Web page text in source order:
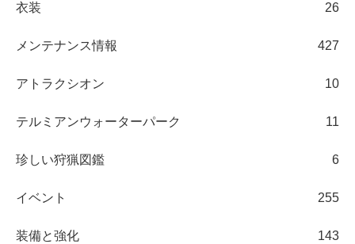
衣装 26
メンテナンス情報 427
アトラクシオン 10
テルミアンウォーターパーク 11
珍しい狩猟図鑑 6
イベント 255
装備と強化 143